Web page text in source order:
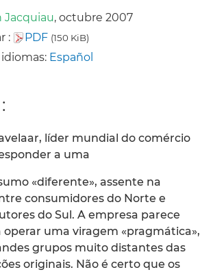
Jacquiau, octubre 2007
:
PDF (150 KiB)
Español
líder mundial do comércio
a uma
«diferente», assente na
consumidores do Norte e
do Sul. A empresa parece
uma viragem «pragmática»,
grupos muito distantes das
originais. Não é certo que os